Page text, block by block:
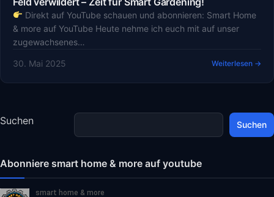
Direkt auf YouTube schauen und abonnieren: Smart Home
& more auf YouTube Heute nehme ich euch mit auf unser
zugewachsenes…
30. Mai 2025 Weiterlesen →
Suchen Suchen
Abonniere smart home & more auf youtube